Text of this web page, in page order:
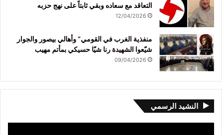
التعاقد مع سعاده وبقي ثابتاً على نهج حزبه
12/04/2026
منفذية الغرب في القومي” وأهالي بيصور والجوار
شيّعوا الشهيدة رنا شيّا حسيكي بمأتم مهيب
09/04/2026
النشيد الرسمي